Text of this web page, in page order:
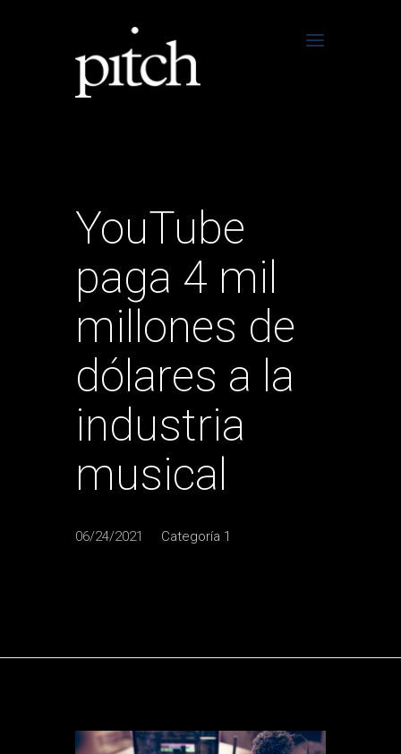
YouTube
paga 4 mil
millones de
dólares a la
industria
musical
06/24/2021 Categoría 1